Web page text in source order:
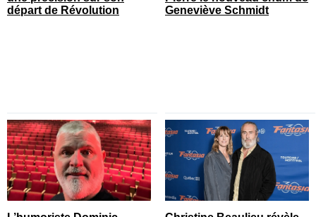
départ de Révolution
Geneviève Schmidt